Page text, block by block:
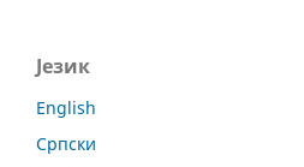
Језик
English
Српски